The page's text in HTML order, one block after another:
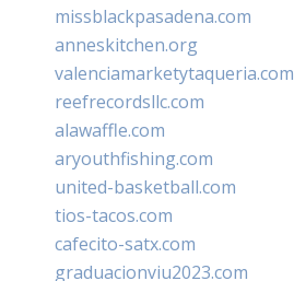
missblackpasadena.com
anneskitchen.org
valenciamarketytaqueria.com
reefrecordsllc.com
alawaffle.com
aryouthfishing.com
united-basketball.com
tios-tacos.com
cafecito-satx.com
graduacionviu2023.com